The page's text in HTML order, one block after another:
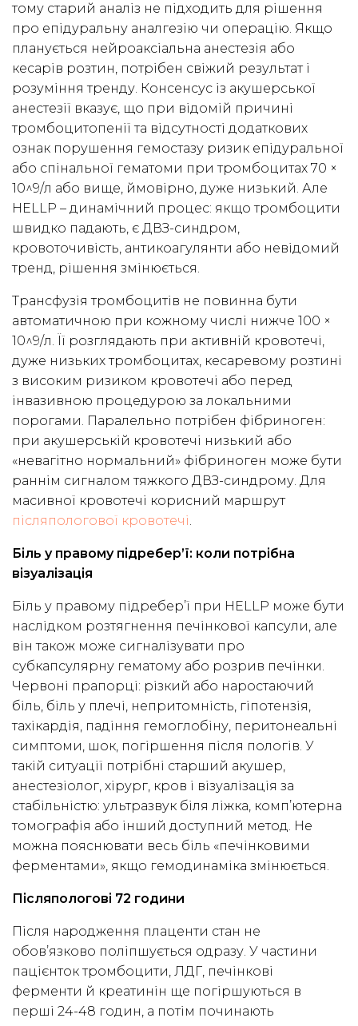
тому старий аналіз не підходить для рішення
про епідуральну аналгезію чи операцію. Якщо
планується нейроаксіальна анестезія або
кесарів розтин, потрібен свіжий результат і
розуміння тренду. Консенсус із акушерської
анестезії вказує, що при відомій причині
тромбоцитопенії та відсутності додаткових
ознак порушення гемостазу ризик епідуральної
або спінальної гематоми при тромбоцитах 70 ×
10^9/л або вище, ймовірно, дуже низький. Але
HELLP – динамічний процес: якщо тромбоцити
швидко падають, є ДВЗ-синдром,
кровоточивість, антикоагулянти або невідомий
тренд, рішення змінюється.
Трансфузія тромбоцитів не повинна бути
автоматичною при кожному числі нижче 100 ×
10^9/л. Її розглядають при активній кровотечі,
дуже низьких тромбоцитах, кесаревому розтині
з високим ризиком кровотечі або перед
інвазивною процедурою за локальними
порогами. Паралельно потрібен фібриноген:
при акушерській кровотечі низький або
«невагітно нормальний» фібриноген може бути
раннім сигналом тяжкого ДВЗ-синдрому. Для
масивної кровотечі корисний маршрут
післяпологової кровотечі.
Біль у правому підребер’ї: коли потрібна
візуалізація
Біль у правому підребер’ї при HELLP може бути
наслідком розтягнення печінкової капсули, але
він також може сигналізувати про
субкапсулярну гематому або розрив печінки.
Червоні прапорці: різкий або наростаючий
біль, біль у плечі, непритомність, гіпотензія,
тахікардія, падіння гемоглобіну, перитонеальні
симптоми, шок, погіршення після пологів. У
такій ситуації потрібні старший акушер,
анестезіолог, хірург, кров і візуалізація за
стабільністю: ультразвук біля ліжка, комп’ютерна
томографія або інший доступний метод. Не
можна пояснювати весь біль «печінковими
ферментами», якщо гемодинаміка змінюється.
Післяпологові 72 години
Після народження плаценти стан не
обов’язково поліпшується одразу. У частини
пацієнток тромбоцити, ЛДГ, печінкові
ферменти й креатинін ще погіршуються в
перші 24-48 годин, а потім починають